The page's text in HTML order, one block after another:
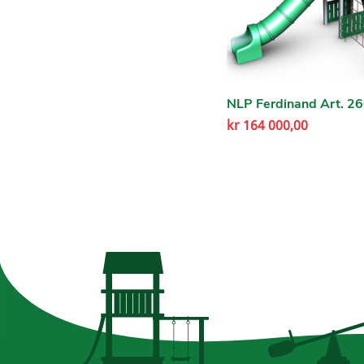
NLP Ferdinand Art.
kr164 000,00